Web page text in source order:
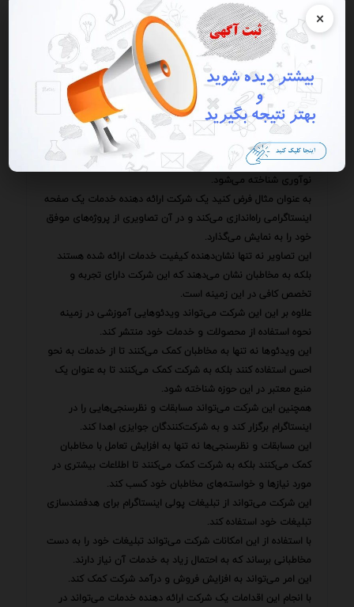
×
استفاده از وب‌سایت ایمیل مارکتینگ روابط عمومی و سایر
روش‌های بازاریابی می‌تواند به گسترش دامنه تبلیغات کمک کند و
اثربخشی آن را افزایش دهد.
بنابراین با اتخاذ یک رویکرد جامع و هماهنگ می‌توان از اینستاگرام
به عنوان یک ابزار قدرتمند برای تبلیغات خدمات بهره برد و به
موفقیت‌های چشمگیری دست یافت.
این تلاش‌ها نه تنها به افزایش فروش و درآمد کمک می‌کنند بلکه
به ایجاد یک برند قوی و پایدار نیز منجر می‌شوند.
برندی که در ذهن مخاطبان به عنوان نمادی از کیفیت اعتماد و
نوآوری شناخته می‌شود.
به عنوان مثال فرض کنید یک شرکت ارائه دهنده خدمات یک صفحه
اینستاگرامی راه‌اندازی می‌کند و در آن تصاویری از پروژه‌های موفق
خود را به نمایش می‌گذارد.
این تصاویر نه تنها نشان‌دهنده کیفیت خدمات ارائه شده هستند
بلکه به مخاطبان نشان می‌دهند که این شرکت دارای تجربه و
تخصص کافی در این زمینه است.
علاوه بر این این شرکت می‌تواند ویدئوهایی آموزشی در زمینه
نحوه استفاده از محصولات و خدمات خود منتشر کند.
این ویدئوها نه تنها به مخاطبان کمک می‌کنند تا از خدمات به نحو
احسن استفاده کنند بلکه به شرکت کمک می‌کنند تا به عنوان یک
منبع معتبر در این حوزه شناخته شود.
همچنین این شرکت می‌تواند مسابقات و نظرسنجی‌هایی را در
اینستاگرام برگزار کند و به شرکت‌کنندگان جوایزی اهدا کند.
این مسابقات و نظرسنجی‌ها نه تنها به افزایش تعامل با مخاطبان
کمک می‌کنند بلکه به شرکت کمک می‌کنند تا اطلاعات بیشتری در
مورد نیازها و خواسته‌های مخاطبان خود کسب کند.
این شرکت می‌تواند از تبلیغات پولی اینستاگرام برای هدفمندسازی
تبلیغات خود استفاده کند.
با استفاده از این امکانات شرکت می‌تواند تبلیغات خود را به دست
مخاطبانی برساند که به احتمال زیاد به خدمات آن نیاز دارند.
این امر می‌تواند به افزایش فروش و درآمد شرکت کمک کند.
با انجام این اقدامات یک شرکت ارائه دهنده خدمات می‌تواند در